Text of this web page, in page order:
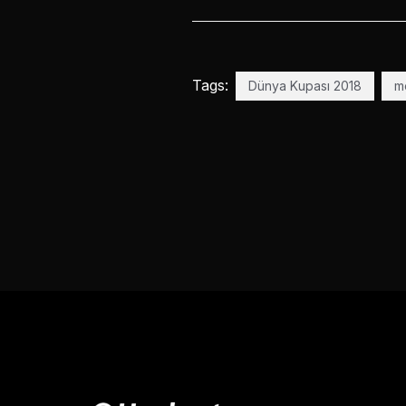
Tags: Dünya Kupası 2018